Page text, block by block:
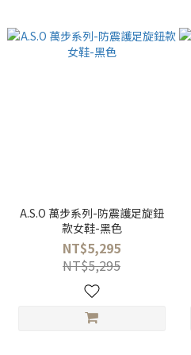
A.S.O 萬步系列-防震護足旋鈕
款女鞋-黑色
NT$5,295
NT$5,295